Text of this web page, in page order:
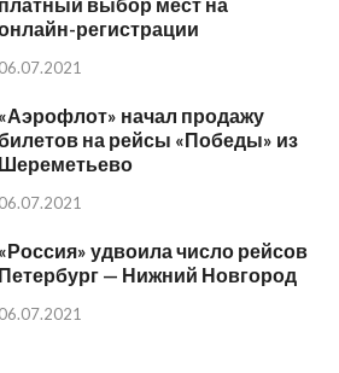
регистрации
06.07.2021
«Аэрофлот» начал продажу
на рейсы «Победы» из
Шереметьево
06.07.2021
«Россия» удвоила число рейсов
Петербург — Нижний Новгород
06.07.2021